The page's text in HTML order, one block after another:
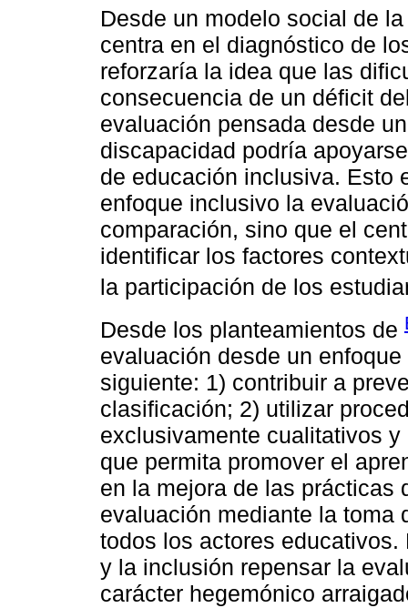
Desde un modelo social de
centra en el diagnóstico de
reforzaría la idea que las
consecuencia de un déficit
evaluación pensada desde
discapacidad podría
de educación inclusiva. Esto
enfoque inclusivo la
comparación, sino que el
identificar los factores
la participación de los
Desde los planteamientos de
evaluación desde un
siguiente: 1) contribuir a
clasificación; 2) utilizar
exclusivamente cualitativos
que permita promover el
en la mejora de las prácticas
evaluación mediante la toma
todos los actores
y la inclusión repensar la
carácter hegemónico